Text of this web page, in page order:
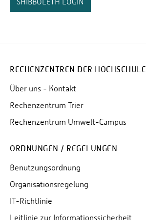
RECHENZENTREN DER HOCHSCHULE
Über uns - Kontakt
Rechenzentrum Trier
Rechenzentrum Umwelt-Campus
ORDNUNGEN / REGELUNGEN
Benutzungsordnung
Organisationsregelung
IT-Richtlinie
Leitlinie zur Informationssicherheit